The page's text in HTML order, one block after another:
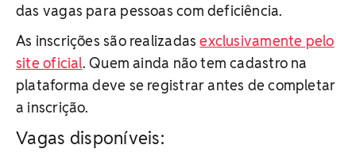
das vagas para pessoas com deficiência.
As inscrições são realizadasexclusivamente pelo
site oficial. Quem ainda não tem cadastro na
plataforma deve se registrar antes de completar
a inscrição.
Vagas disponíveis: